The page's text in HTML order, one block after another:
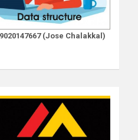
(Jose Chalakkal)